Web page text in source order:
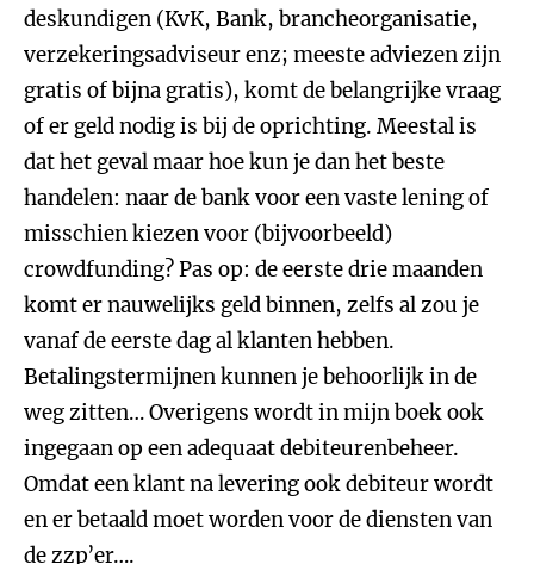
deskundigen (KvK, Bank, brancheorganisatie,
verzekeringsadviseur enz; meeste adviezen zijn
gratis of bijna gratis), komt de belangrijke vraag
of er geld nodig is bij de oprichting. Meestal is
dat het geval maar hoe kun je dan het beste
handelen: naar de bank voor een vaste lening of
misschien kiezen voor (bijvoorbeeld)
crowdfunding? Pas op: de eerste drie maanden
komt er nauwelijks geld binnen, zelfs al zou je
vanaf de eerste dag al klanten hebben.
Betalingstermijnen kunnen je behoorlijk in de
weg zitten… Overigens wordt in mijn boek ook
ingegaan op een adequaat debiteurenbeheer.
Omdat een klant na levering ook debiteur wordt
en er betaald moet worden voor de diensten van
de zzp’er….